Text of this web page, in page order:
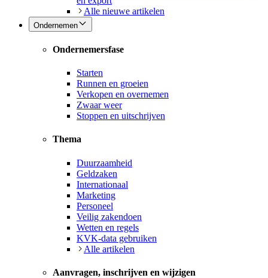
Alle nieuwe artikelen
Ondernemen
Ondernemersfase
Starten
Runnen en groeien
Verkopen en overnemen
Zwaar weer
Stoppen en uitschrijven
Thema
Duurzaamheid
Geldzaken
Internationaal
Marketing
Personeel
Veilig zakendoen
Wetten en regels
KVK-data gebruiken
Alle artikelen
Aanvragen, inschrijven en wijzigen